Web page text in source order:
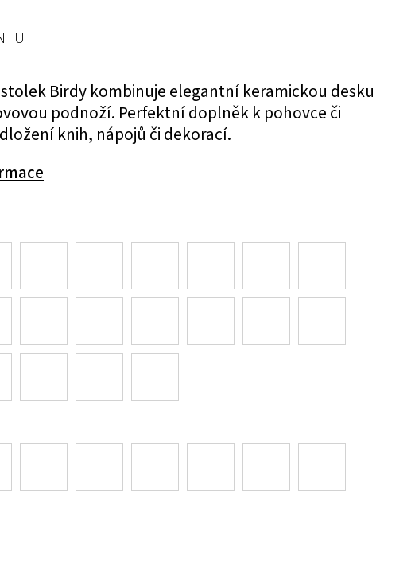
Birdy kombinuje elegantní keramickou desku
podnoží. Perfektní doplněk k pohovce či
knih, nápojů či dekorací.